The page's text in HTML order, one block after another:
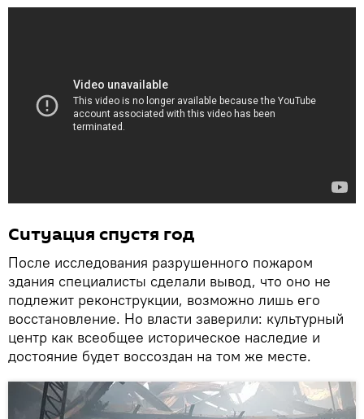
Ситуация спустя год
После исследования разрушенного пожаром
здания специалисты сделали вывод, что оно не
подлежит реконструкции, возможно лишь его
восстановление. Но власти заверили: культурный
центр как всеобщее историческое наследие и
достояние будет воссоздан на том же месте.